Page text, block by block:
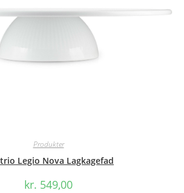
Produkter
Legio Nova Lagkagefad
kr. 549,00